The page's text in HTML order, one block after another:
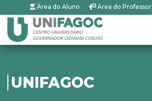
Área do Aluno Área do Professor
UNIFAGOC